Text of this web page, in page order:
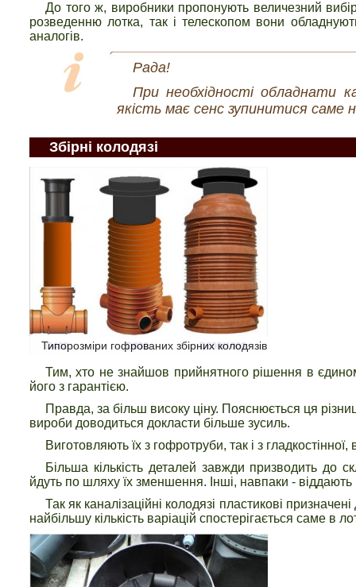
До того ж, виробники пропонують величезний
розведенню лотка, так і телескопом вони
аналогів.
Рада!
При необхідності обладнати
якість має сенс зупинитися саме
Збірні колодязі
Типорозміри гофрованих збірних колодязів
Тим, хто не знайшов прийнятного рішення в
його з гарантією.
Правда, за більш високу ціну. Пояснюється ця
вироби доводиться докласти більше зусиль.
Виготовляють їх з гофротруби, так і з
Більша кількість деталей завжди призводить до
йдуть по шляху їх зменшення. Інші, навпаки - віддають
Так як каналізаційні колодязі пластикові
найбільшу кількість варіацій спостерігається саме в